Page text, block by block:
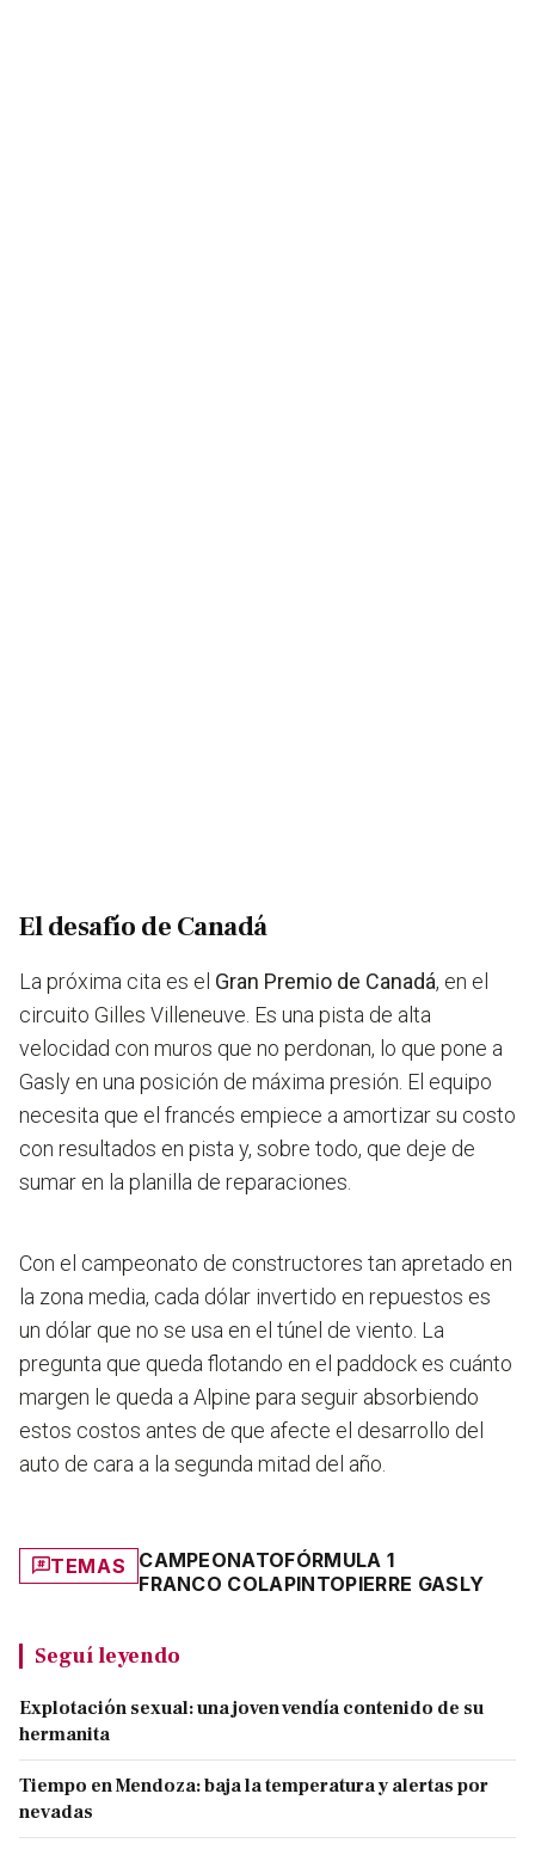
El desafío de Canadá
La próxima cita es el Gran Premio de Canadá, en el
circuito Gilles Villeneuve. Es una pista de alta
velocidad con muros que no perdonan, lo que pone a
Gasly en una posición de máxima presión. El equipo
necesita que el francés empiece a amortizar su costo
con resultados en pista y, sobre todo, que deje de
sumar en la planilla de reparaciones.
Con el campeonato de constructores tan apretado en
la zona media, cada dólar invertido en repuestos es
un dólar que no se usa en el túnel de viento. La
pregunta que queda flotando en el paddock es cuánto
margen le queda a Alpine para seguir absorbiendo
estos costos antes de que afecte el desarrollo del
auto de cara a la segunda mitad del año.
TEMAS CAMPEONATOFÓRMULA 1
FRANCO COLAPINTOPIERRE GASLY
Seguí leyendo
Explotación sexual: una joven vendía contenido de su
hermanita
Tiempo en Mendoza: baja la temperatura y alertas por
nevadas